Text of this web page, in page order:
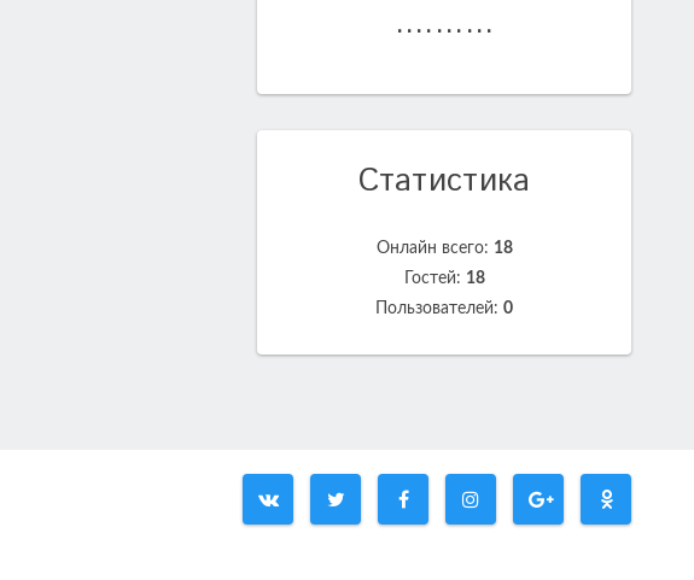
..........
Статистика
Онлайн всего: 18
Гостей: 18
Пользователей: 0